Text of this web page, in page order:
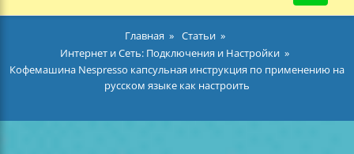
Главная
Статьи
Интернет и Сеть: Подключения и Настройки
Кофемашина Nespresso капсульная инструкция по применению на
русском языке как настроить